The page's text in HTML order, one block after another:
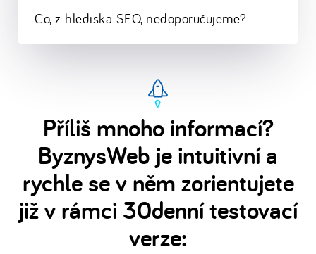
Co, z hlediska SEO, nedoporučujeme?
Příliš mnoho informací?
ByznysWeb je intuitivní a
rychle se v něm zorientujete
již v rámci 30denní testovací
verze: